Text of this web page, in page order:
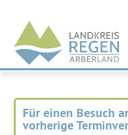
Landkreis
Regen
Für einen Besuch
vorherige